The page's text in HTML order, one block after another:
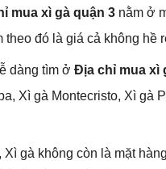
mua xì gà quận 3 nằm ở
theo đó là giá cả không
dàng tìm ở Địa chỉ mua xì
Xì gà Montecristo, Xì gà
Xì gà không còn là mặt